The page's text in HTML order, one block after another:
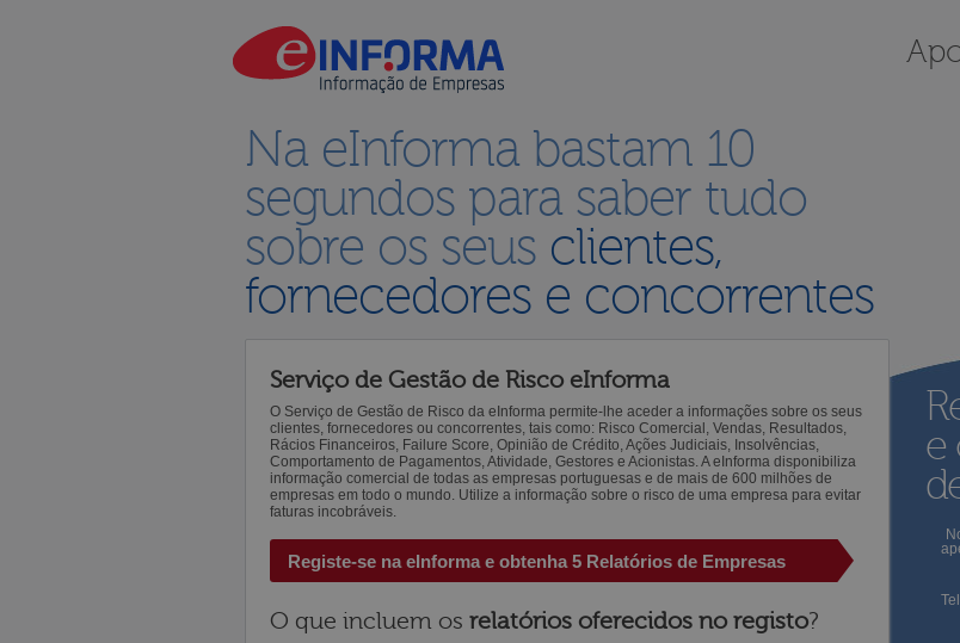
e
Na eInforma bastam 10
segundos para saber tudo
sobre os seus clientes,
fornecedores e concorrentes
Serviço de Gestão de Risco eInforma
O Serviço de Gestão de Risco da eInforma permite-lhe aceder a informações sobre os seus
clientes, fornecedores ou concorrentes, tais como: Risco Comercial, Vendas, Resultados,
Rácios Financeiros, Failure Score, Opinião de Crédito, Ações Judiciais, Insolvências,
Comportamento de Pagamentos, Atividade, Gestores e Acionistas. A eInforma disponibiliza
informação comercial de todas as empresas portuguesas e de mais de 600 milhões de
empresas em todo o mundo. Utilize a informação sobre o risco de uma empresa para evitar
faturas incobráveis.
Registe-se na eInforma e obtenha 5 Relatórios de Empresas
O que incluem os relatórios oferecidos no registo?